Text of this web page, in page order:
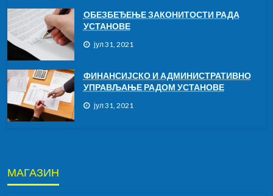
ОБЕЗБЕЂЕЊЕ ЗАКОНИТОСТИ РАДА
УСТАНОВЕ
јул 31, 2021
ФИНАНСИЈСКО И АДМИНИСТРАТИВНО
УПРАВЉАЊЕ РАДОМ УСТАНОВЕ
јул 31, 2021
МАГАЗИН